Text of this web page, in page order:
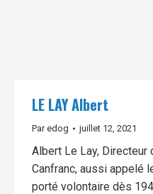
LE LAY Albert
Paredog juillet 12, 2021
Albert Le Lay,
Canfranc, aussi appelé
porté volontaire dès